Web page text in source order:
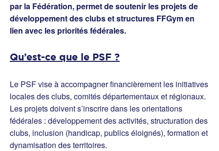
par la Fédération, permet de soutenir les projets de
développement des clubs et structures FFGym en
lien avec les priorités fédérales.
Qu’est-ce que le PSF ?
Le PSF vise à accompagner financièrement les initiatives
locales des clubs, comités départementaux et régionaux.
Les projets doivent s’inscrire dans les orientations
fédérales : développement des activités, structuration des
clubs, inclusion (handicap, publics éloignés), formation et
dynamisation des territoires.